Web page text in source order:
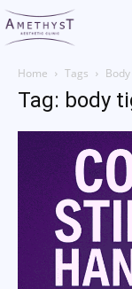
Home Tags
Tag: body